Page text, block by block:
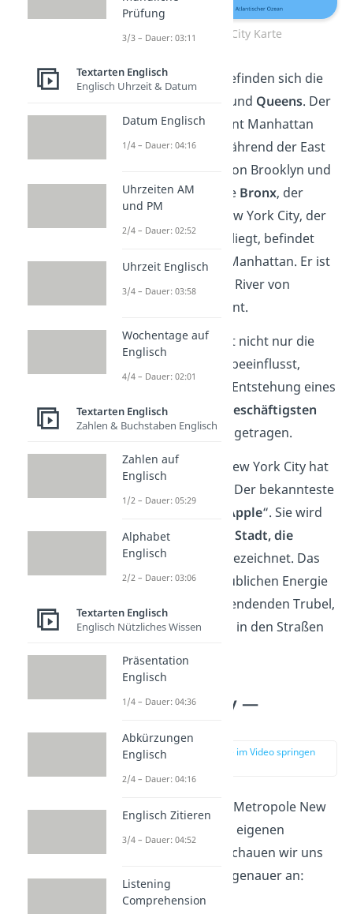
New York City Karte
AufLong Island
befinden sich die
und Queens. Der
Hudson River trennt Manhattan
von New Jersey, während der East
River Manhattan von Brooklyn und
Queens trennt. Die Bronx, der
einzige Teil von New York City, der
auf demFestland
liegt, befindet
sich nördlich von Manhattan. Er ist
durch den Harlem River von
Manhattan getrennt.
Diese Insellage hat nicht nur die
Stadtentwicklung beeinflusst,
sondern auch zur Entstehung eines
der größten und
geschäftigsten
Häfender Welt beigetragen.
Schon gewusst?
New York City hat
. Der bekannteste
The Big Apple“. Sie wird
aber auch als „
Die Stadt, die
niemals schläft
“ bezeichnet. Das
liegt an der unglaublichen Energie
und dem niemals endenden Trubel,
der Tag und Nacht in den Straßen
New York City —
zur Stelle im Video springen
Jeder Stadtteil der Metropole New
York City hat seine eigenen
Besonderheiten. Schauen wir uns
die
Bezirke
etwas genauer an:
Manhattan:
Prüfung
3/3 – Dauer: 03:11
Textarten Englisch
Englisch Uhrzeit & Datum
Datum Englisch
1/4 – Dauer: 04:16
Uhrzeiten AM
und PM
2/4 – Dauer: 02:52
Uhrzeit Englisch
3/4 – Dauer: 03:58
Wochentage auf
Englisch
4/4 – Dauer: 02:01
Textarten Englisch
Zahlen & Buchstaben Englisch
Zahlen auf
Englisch
1/2 – Dauer: 05:29
Alphabet
Englisch
2/2 – Dauer: 03:06
Textarten Englisch
Englisch Nützliches Wissen
Präsentation
Englisch
1/4 – Dauer: 04:36
Abkürzungen
Englisch
2/4 – Dauer: 04:16
Englisch Zitieren
3/4 – Dauer: 04:52
Listening
Comprehension